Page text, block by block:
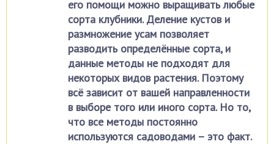
его помощи можно выращивать любые
сорта клубники. Деление кустов и
размножение усам позволяет
разводить определённые сорта, и
данные методы не подходят для
некоторых видов растения. Поэтому
всё зависит от вашей направленности
в выборе того или иного сорта. Но то,
что все методы постоянно
используются садоводами – это факт.